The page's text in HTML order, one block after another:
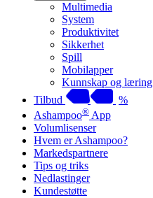
Multimedia
System
Produktivitet
Sikkerhet
Spill
Mobilapper
Kunnskap og læring
Tilbud
%
Ashampoo® App
Volumlisenser
Hvem er Ashampoo?
Markedspartnere
Tips og triks
Nedlastinger
Kundestøtte